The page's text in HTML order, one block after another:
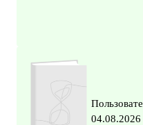
04.08.2026